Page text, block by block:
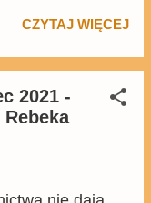
news ze
są
na
CZYTAJ WIĘCEJ
2021 -